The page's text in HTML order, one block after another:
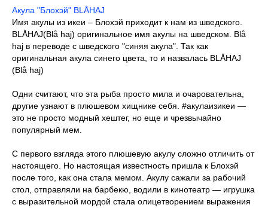
Акула "Блохэй" BLÅHAJ
Имя акулы из икеи – Блохэй приходит к нам из шведского.
BLÅHAJ(Blå haj) оригинальное имя акулы на шведском. Blå
haj в переводе с шведского "синяя акула". Так как
оригинальная акула синего цвета, то и назвалась BLÅHAJ
(Blå haj)
Одни считают, что эта рыба просто мила и очаровательна,
другие узнают в плюшевом хищнике себя. #акулаизикеи —
это не просто модный хештег, но еще и чрезвычайно
популярный мем.
С первого взгляда этого плюшевую акулу сложно отличить от
настоящего. Но настоящая известность пришла к Блохэй
после того, как она стала мемом. Акулу сажали за рабочий
стол, отправляли на барбекю, водили в кинотеатр — игрушка
с выразительной мордой стала олицетворением выражения